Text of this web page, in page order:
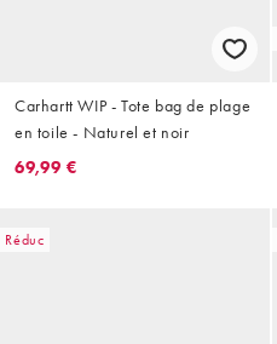
Carhartt WIP - Tote bag de plage
en toile - Naturel et noir
69,99 €
Réduc